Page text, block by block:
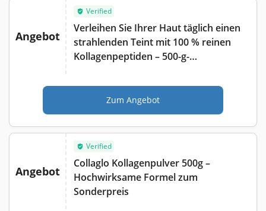
Angebot
Verified
Verleihen Sie Ihrer Haut täglich einen
strahlenden Teint mit 100 % reinen
Kollagenpeptiden – 500-g-
Zum Angebot
Angebot
Verified
Collaglo Kollagenpulver 500g –
Hochwirksame Formel zum
Sonderpreis